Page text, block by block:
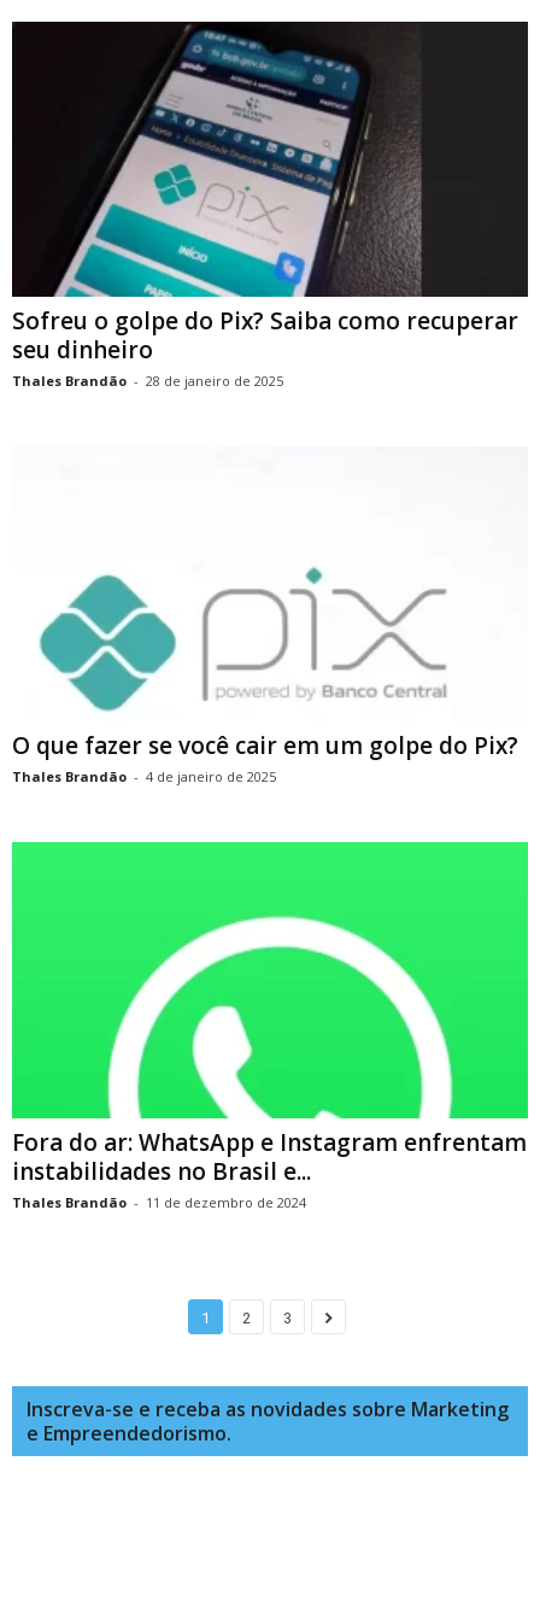
Sofreu o golpe do Pix? Saiba como recuperar
seu dinheiro
Thales Brandão - 28 de janeiro de 2025
O que fazer se você cair em um golpe do Pix?
Thales Brandão - 4 de janeiro de 2025
Fora do ar: WhatsApp e Instagram enfrentam
instabilidades no Brasil e...
Thales Brandão - 11 de dezembro de 2024
1 2 3
Inscreva-se e receba as novidades sobre Marketing
e Empreendedorismo.